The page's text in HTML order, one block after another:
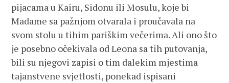
pijacama u Kairu, Sidonu ili Mosulu, koje bi
Madame sa pažnjom otvarala i proučavala na
svom stolu u tihim pariškim večerima. Ali ono što
je posebno očekivala od Leona sa tih putovanja,
bili su njegovi zapisi o tim dalekim mjestima
tajanstvene svjetlosti, ponekad ispisani